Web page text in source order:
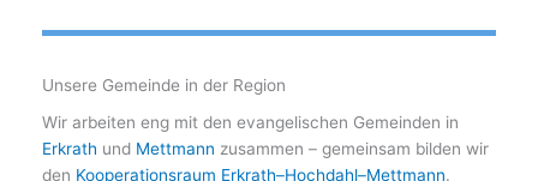
Unsere Gemeinde in der Region
Wir arbeiten eng mit den evangelischen Gemeinden in
Erkrath und Mettmann zusammen – gemeinsam bilden wir
den Kooperationsraum Erkrath–Hochdahl–Mettmann.